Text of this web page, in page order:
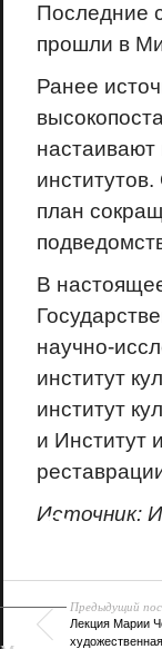
Последние
прошли в
Ранее
план
В
научно-
институт
институт
и Институт
Источник:
Предыдущий
Лекция Марии
18+